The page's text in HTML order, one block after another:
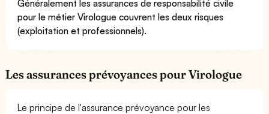
Généralement les assurances de responsabilité civile
pour le métier Virologue couvrent les deux risques
(exploitation et professionnels).
Les assurances prévoyances pour Virologue
Le principe de l'assurance prévoyance pour les